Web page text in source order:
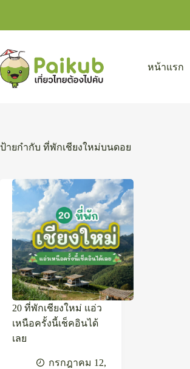
หน้าแรก
ป้ายกำกับ ที่พักเชียงใหม่บนดอย
20 ที่พักเชียงใหม่ แอ่ว
เหนือครั้งนี้เช็คอินได้
เลย
กรกฎาคม 12,